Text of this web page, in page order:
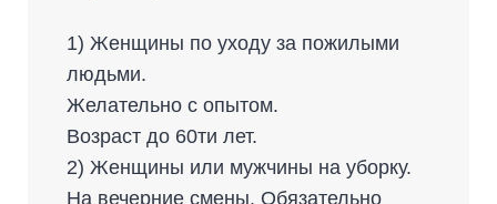
1) Женщины по уходу за пожилыми
людьми.
Желательно с опытом.
Возраст до 60ти лет.
2) Женщины или мужчины на уборку.
На вечерние смены. Обязательно